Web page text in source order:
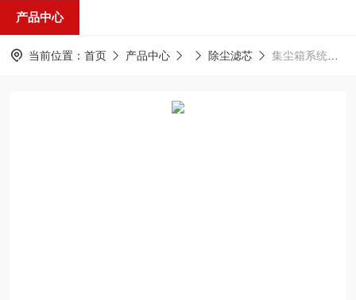
产品中心
当前位置： 首页 产品中心 除尘滤芯 集尘箱系统适配除尘滤筒350*660mm型号